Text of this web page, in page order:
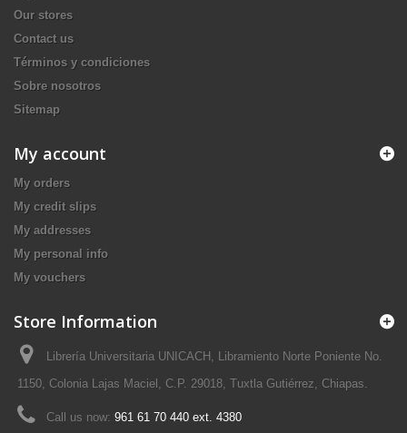
Our stores
Contact us
Términos y condiciones
Sobre nosotros
Sitemap
My account
My orders
My credit slips
My addresses
My personal info
My vouchers
Store Information
Librería Universitaria UNICACH, Libramiento Norte Poniente No.
1150, Colonia Lajas Maciel, C.P. 29018, Tuxtla Gutiérrez, Chiapas.
Call us now: 961 61 70 440 ext. 4380